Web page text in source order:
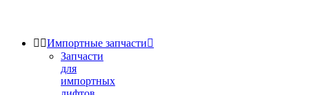
 Импортные запчасти
Запчасти
для
импортных